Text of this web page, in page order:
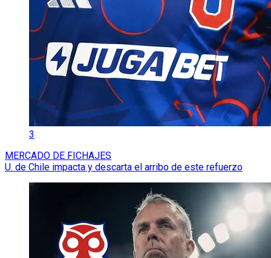
3
MERCADO DE FICHAJES
U. de Chile impacta y descarta el arribo de este refuerzo